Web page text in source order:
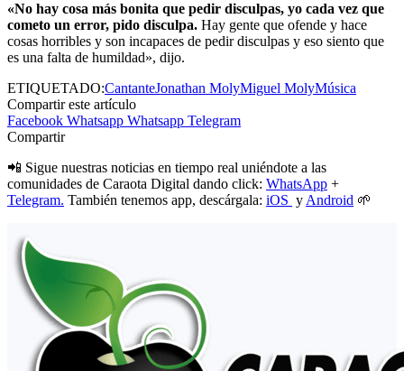
«No hay cosa más bonita que pedir disculpas, yo cada vez que
cometo un error, pido disculpa. Hay gente que ofende y hace
cosas horribles y son incapaces de pedir disculpas y eso siento que
es una falta de humildad», dijo.
ETIQUETADO:CantanteJonathan MolyMiguel MolyMúsica
Compartir este artículo
Facebook Whatsapp Whatsapp Telegram
Compartir
📲 Sigue nuestras noticias en tiempo real uniéndote a las
comunidades de Caraota Digital dando click: WhatsApp +
Telegram. También tenemos app, descárgala: iOS y Android 🌱